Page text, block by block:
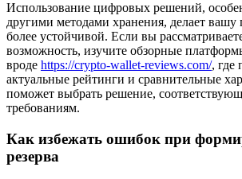
Использование цифровых решений,
другими методами хранения, делает
более устойчивой. Если вы
возможность, изучите обзорные
вроде https://crypto-wallet-reviews.com/, где
актуальные рейтинги и сравнительные
поможет выбрать решение,
требованиям.
Как избежать ошибок при
резерва